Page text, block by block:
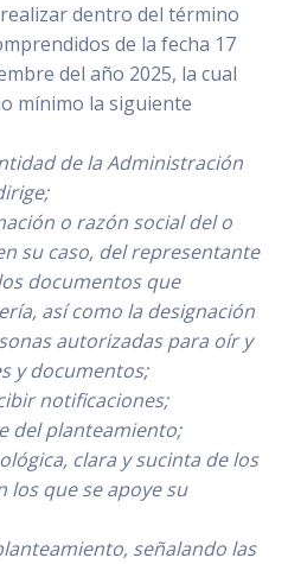
dentro del término
de la fecha 17
del año 2025, la cual
mínimo la siguiente
de la Administración
o razón social del o
su caso, del representante
documentos que
así como la designación
autorizadas para oír y
y documentos;
notificaciones;
del planteamiento;
clara y sucinta de los
los que se apoye su
señalando las